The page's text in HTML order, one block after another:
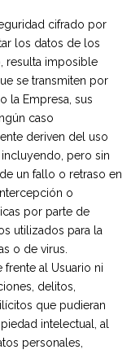
cifrado por
los datos de los
resulta imposible
se transmiten por
la Empresa, sus
caso
deriven del uso
pero sin
un fallo o retraso en
o
por parte de
utilizados para la
o de virus.
al Usuario ni
delitos,
que pudieran
intelectual, al
personales,